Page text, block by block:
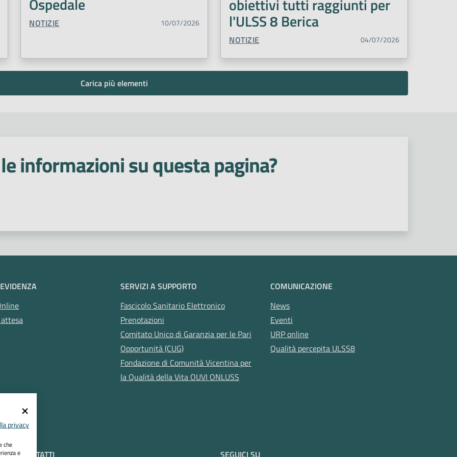
TIPO CONTENUTO:
NOTIZIE 10/07/2026
obiettivi tutti raggiunti per
l'ULSS 8 Berica
TIPO CONTENUTO:
NOTIZIE 04/07/2026
Carica più elementi
informazioni su questa pagina?
SERVIZI A SUPPORTO
Fascicolo Sanitario Elettronico
Prenotazioni
Comitato Unico di Garanzia per le Pari
Opportunità (CUG)
Fondazione di Comunità Vicentina per
la Qualità della Vita OUVI ONLUSS
COMUNICAZIONE
News
Eventi
URP online
Qualità percepita ULSS8
CONTATTI SEGUICI SU
privacy
che
e